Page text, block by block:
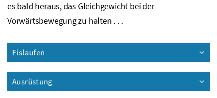
es bald heraus, das Gleichgewicht bei der
Vorwärtsbewegung zu halten . . .
Eislaufen
Ausrüstung